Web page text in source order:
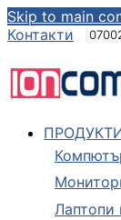
Skip to main
Контакти
Лаптопи